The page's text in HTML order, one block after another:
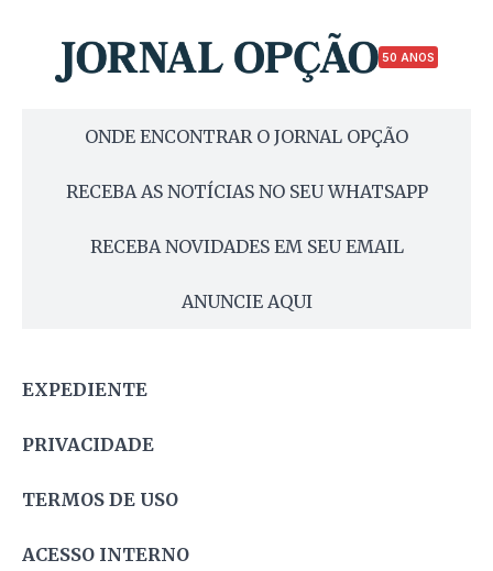
50 ANOS
ONDE ENCONTRAR O JORNAL OPÇÃO
RECEBA AS NOTÍCIAS NO SEU WHATSAPP
RECEBA NOVIDADES EM SEU EMAIL
ANUNCIE AQUI
EXPEDIENTE
PRIVACIDADE
TERMOS DE USO
ACESSO INTERNO